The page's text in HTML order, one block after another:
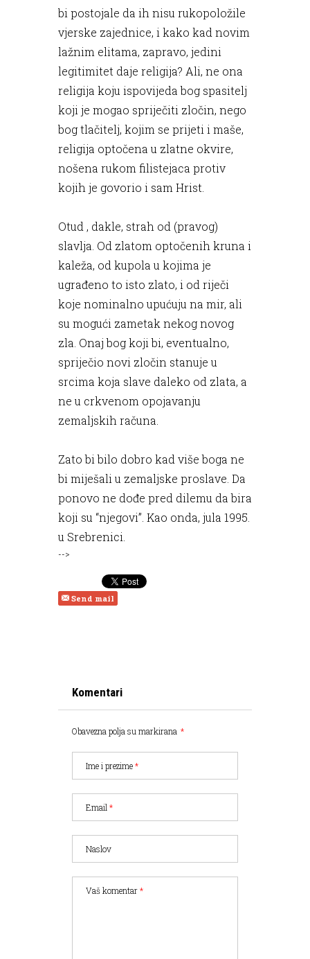
bi postojale da ih nisu rukopoložile
vjerske zajednice, i kako kad novim
lažnim elitama, zapravo, jedini
legitimitet daje religija? Ali, ne ona
religija koju ispovijeda bog spasitelj
koji je mogao spriječiti zločin, nego
bog tlačitelj, kojim se prijeti i maše,
religija optočena u zlatne okvire,
nošena rukom filistejaca protiv
kojih je govorio i sam Hrist.
Otud , dakle, strah od (pravog)
slavlja. Od zlatom optočenih kruna i
kaleža, od kupola u kojima je
ugrađeno to isto zlato, i od riječi
koje nominalno upućuju na mir, ali
su mogući zametak nekog novog
zla. Onaj bog koji bi, eventualno,
spriječio novi zločin stanuje u
srcima koja slave daleko od zlata, a
ne u crkvenom opojavanju
zemaljskih računa.
Zato bi bilo dobro kad više boga ne
bi miješali u zemaljske proslave. Da
ponovo ne dođe pred dilemu da bira
koji su “njegovi”. Kao onda, jula 1995.
u Srebrenici.
-->
Send mail
Komentari
Obavezna polja su markirana *
Ime i prezime*
Email *
Naslov
Vaš komentar*